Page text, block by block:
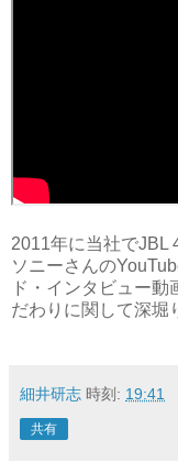
2011年に当社でJBL
ソニーさんの
ド・インタビュー
だわりに関して深堀
細井研志 時刻: 19:41
共有